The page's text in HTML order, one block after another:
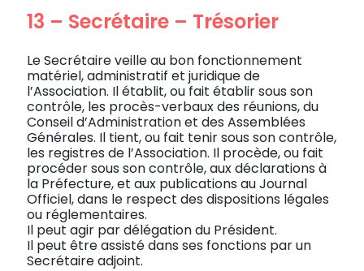
13 – Secrétaire – Trésorier
Le Secrétaire veille au bon fonctionnement
matériel, administratif et juridique de
l’Association. Il établit, ou fait établir sous son
contrôle, les procès-verbaux des réunions, du
Conseil d’Administration et des Assemblées
Générales. Il tient, ou fait tenir sous son contrôle,
les registres de l’Association. Il procède, ou fait
procéder sous son contrôle, aux déclarations à
la Préfecture, et aux publications au Journal
Officiel, dans le respect des dispositions légales
ou réglementaires.
Il peut agir par délégation du Président.
Il peut être assisté dans ses fonctions par un
Secrétaire adjoint.